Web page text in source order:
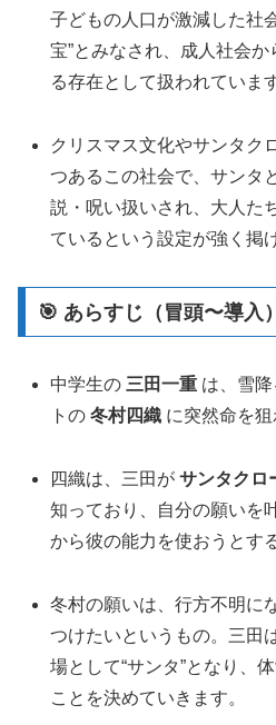
子どもの人口が激減した社
宝”とみなされ、成人社会
る存在として扱われていま
クリスマス文化やサンタク
つあるこの社会で、サンタ
説・呪い扱いされ、大人た
ているという設定が強く掲
🎯 あらすじ（冒頭〜導入）
中学生の三田一重 は、雪
トの冬村四織 に突然命を狙
四織は、三田がサンタクロ
知っており、自分の願いを
から彼の能力を使おうとす
冬村の願いは、行方不明に
つけたいというもの。三田
場として“サンタ”となり、
ことを決めていきます。